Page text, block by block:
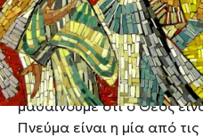
από όλους εμάς
μας καθοδηγήσει.
Η γιορτή της Πεντηκοστής
Τριάδος. Mε την κάθοδο
μαθαίνουμε ότι ο Θεός
Πνεύμα είναι η μία από